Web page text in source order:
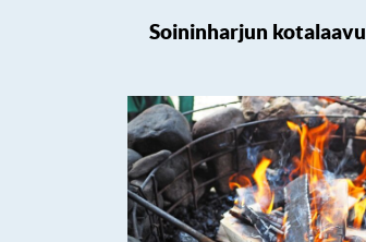
Soininharjun kotalaavu